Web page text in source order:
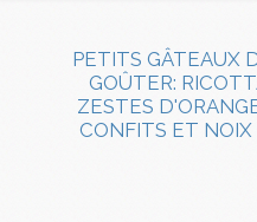
PETITS GÂTEAUX
GOÛTER:
ZESTES
CONFITS ET NOIX